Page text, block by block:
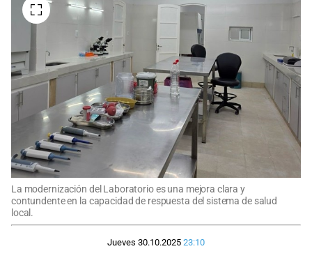
La modernización del Laboratorio es una mejora clara y
contundente en la capacidad de respuesta del sistema de salud
local.
Jueves 30.10.2025 23:10